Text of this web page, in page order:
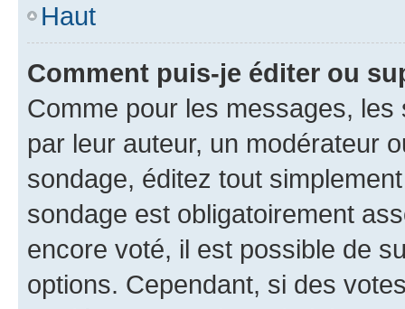
Haut
Comment puis-je éditer ou
Comme pour les messages,
par leur auteur, un modérateur
sondage, éditez tout
sondage est obligatoirement
encore voté, il est possible de
options. Cependant, si des